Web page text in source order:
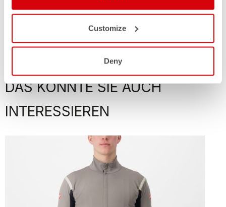
Customize
Deny
DAS KÖNNTE SIE AUCH
INTERESSIEREN